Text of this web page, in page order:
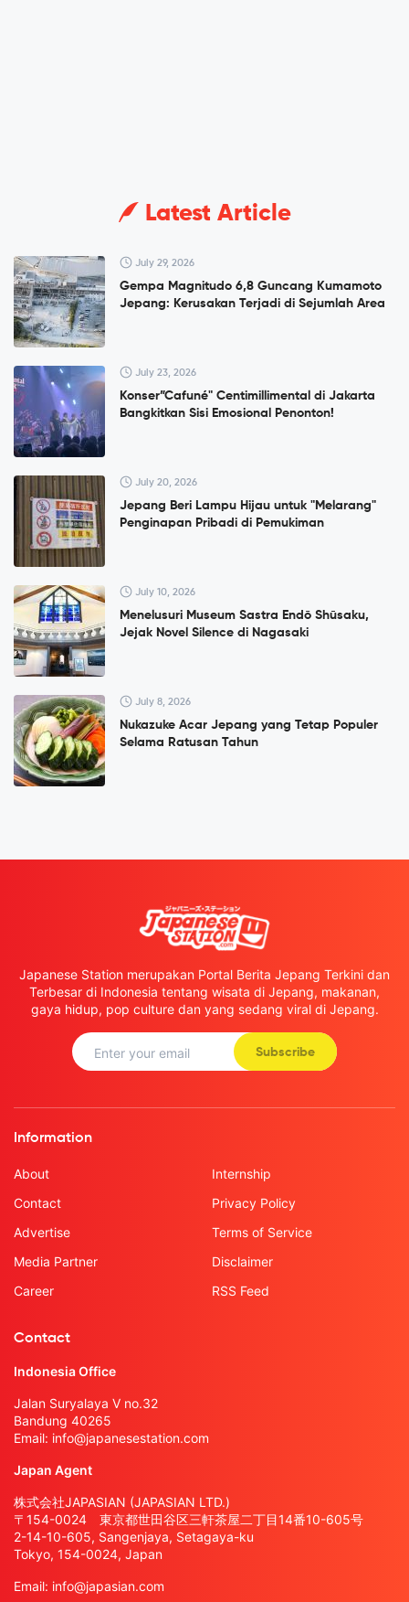
Latest Article
July 29, 2026
Gempa Magnitudo 6,8 Guncang Kumamoto
Jepang: Kerusakan Terjadi di Sejumlah Area
July 23, 2026
Konser”Cafuné" Centimillimental di Jakarta
Bangkitkan Sisi Emosional Penonton!
July 20, 2026
Jepang Beri Lampu Hijau untuk "Melarang"
Penginapan Pribadi di Pemukiman
July 10, 2026
Menelusuri Museum Sastra Endō Shūsaku,
Jejak Novel Silence di Nagasaki
July 8, 2026
Nukazuke Acar Jepang yang Tetap Populer
Selama Ratusan Tahun
Japanese Station merupakan Portal Berita Jepang Terkini dan
Terbesar di Indonesia tentang wisata di Jepang, makanan,
gaya hidup, pop culture dan yang sedang viral di Jepang.
Subscribe
Information
About
Contact
Advertise
Media Partner
Career
Internship
Privacy Policy
Terms of Service
Disclaimer
RSS Feed
Contact
Indonesia Office
Jalan Suryalaya V no.32
Bandung 40265
Email: info@japanesestation.com
Japan Agent
株式会社JAPASIAN (JAPASIAN LTD.)
〒154-0024 東京都世田谷区三軒茶屋二丁目14番10-605号
2-14-10-605, Sangenjaya, Setagaya-ku
Tokyo, 154-0024, Japan
Email: info@japasian.com